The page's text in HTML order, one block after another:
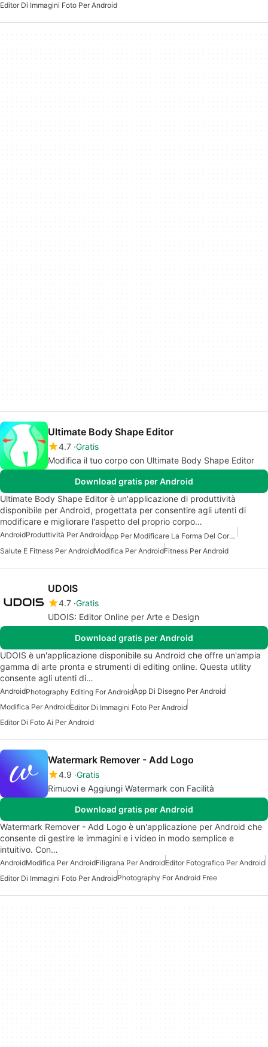
Editor Di Immagini Foto Per Android
Ultimate Body Shape Editor
4.7 Gratis
Modifica il tuo corpo con Ultimate Body Shape Editor
Download gratis per Android
Ultimate Body Shape Editor è un'applicazione di produttività
disponibile per Android, progettata per consentire agli utenti di
modificare e migliorare l'aspetto del proprio corpo…
AndroidProduttività Per Android
App Per Modificare La Forma Del Corpo
Salute E Fitness Per AndroidModifica Per AndroidFitness Per Android
UDOIS
4.7 Gratis
UDOIS: Editor Online per Arte e Design
Download gratis per Android
UDOIS è un'applicazione disponibile su Android che offre un'ampia
gamma di arte pronta e strumenti di editing online. Questa utility
consente agli utenti di…
AndroidPhotography Editing For AndroidApp Di Disegno Per Android
Modifica Per AndroidEditor Di Immagini Foto Per Android
Editor Di Foto Ai Per Android
Watermark Remover - Add Logo
4.9 Gratis
Rimuovi e Aggiungi Watermark con Facilità
Download gratis per Android
Watermark Remover - Add Logo è un'applicazione per Android che
consente di gestire le immagini e i video in modo semplice e
intuitivo. Con…
AndroidModifica Per AndroidFiligrana Per AndroidEditor Fotografico Per Android
Editor Di Immagini Foto Per AndroidPhotography For Android Free